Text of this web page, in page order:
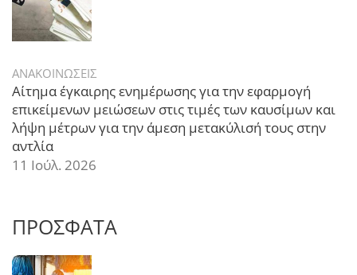
ΑΝΑΚΟΙΝΩΣΕΙΣ
Αίτημα έγκαιρης ενημέρωσης για την εφαρμογή
επικείμενων μειώσεων στις τιμές των καυσίμων και
λήψη μέτρων για την άμεση μετακύλισή τους στην
αντλία
11 Ιούλ. 2026
ΠΡΟΣΦΑΤΑ